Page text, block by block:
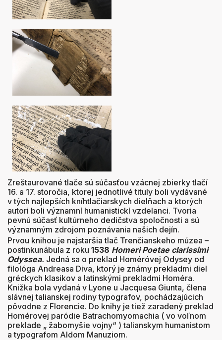
Zreštaurované tlače sú súčasťou vzácnej zbierky tlačí
16. a 17. storočia, ktorej jednotlivé tituly boli vydávané
v tých najlepších kníhtlačiarskych dielňach a ktorých
autori boli významní humanistickí vzdelanci. Tvoria
pevnú súčasť kultúrneho dedičstva spoločnosti a sú
významným zdrojom poznávania našich dejín.
Prvou knihou je najstaršia tlač Trenčianskeho múzea –
postinkunábula z roku 1538 Homeri Poetae clarissimi
Odyssea. Jedná sa o preklad Homéróvej Odysey od
filológa Andreasa Diva, ktorý je známy prekladmi diel
gréckych klasikov a latinskými prekladmi Homéra.
Knižka bola vydaná v Lyone u Jacquesa Giunta, člena
slávnej talianskej rodiny typografov, pochádzajúcich
pôvodne z Florencie. Do knihy je tiež zaradený preklad
Homérovej paródie Batrachomyomachia ( vo voľnom
preklade „ žabomyšie vojny“ ) talianskym humanistom
a typografom Aldom Manuziom.